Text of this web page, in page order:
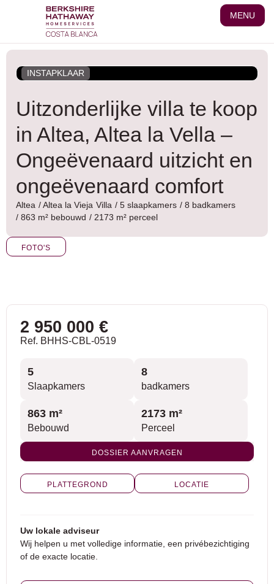
inhoud
MENU
INSTAPKLAAR
Uitzonderlijke villa te koop
in Altea, Altea la Vella –
Ongeëvenaard uitzicht en
ongeëvenaard comfort
Altea /Altea la Vieja Villa / 5 slaapkamers / 8 badkamers
/ 863 m² bebouwd / 2173 m² perceel
FOTO'S
2 950 000 €
Ref. BHHS-CBL-0519
5
Slaapkamers
8
badkamers
863 m²
Bebouwd
2173 m²
Perceel
DOSSIER AANVRAGEN
PLATTEGROND LOCATIE
Uw lokale adviseur
Wij helpen u met volledige informatie, een privébezichtiging
of de exacte locatie.